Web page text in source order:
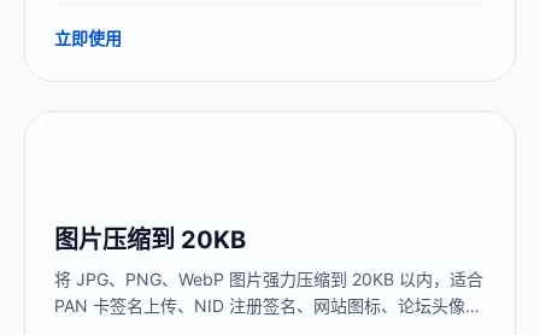
立即使用
图片压缩到 20KB
将 JPG、PNG、WebP 图片强力压缩到 20KB 以内，适合
PAN 卡签名上传、NID 注册签名、网站图标、论坛头像等